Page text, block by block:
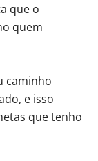
que o
quem
caminho
e isso
que tenho